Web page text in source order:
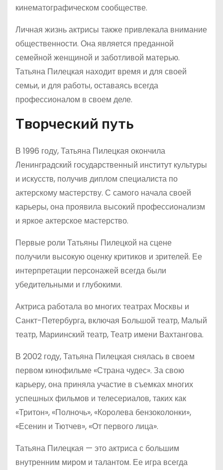
кинематографическом сообществе.
Личная жизнь актрисы также привлекала внимание
общественности. Она является преданной
семейной женщиной и заботливой матерью.
Татьяна Пилецкая находит время и для своей
семьи, и для работы, оставаясь всегда
профессионалом в своем деле.
Творческий путь
В 1996 году, Татьяна Пилецкая окончила
Ленинградский государственный институт культуры
и искусств, получив диплом специалиста по
актерскому мастерству. С самого начала своей
карьеры, она проявила высокий профессионализм
и яркое актерское мастерство.
Первые роли Татьяны Пилецкой на сцене
получили высокую оценку критиков и зрителей. Ее
интерпретации персонажей всегда были
убедительными и глубокими.
Актриса работала во многих театрах Москвы и
Санкт-Петербурга, включая Большой театр, Малый
театр, Мариинский театр, Театр имени Вахтангова.
В 2002 году, Татьяна Пилецкая снялась в своем
первом кинофильме «Страна чудес». За свою
карьеру, она приняла участие в съемках многих
успешных фильмов и телесериалов, таких как
«Тритон», «Полночь», «Королева бензоколонки»,
«Есенин и Тютчев», «От первого лица».
Татьяна Пилецкая — это актриса с большим
внутренним миром и талантом. Ее игра всегда